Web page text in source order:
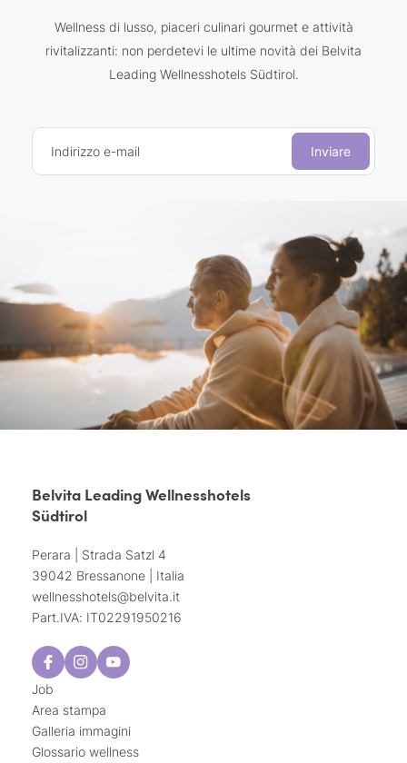
Wellness di lusso, piaceri culinari gourmet e attività
rivitalizzanti: non perdetevi le ultime novità dei Belvita
Leading Wellnesshotels Südtirol.
Indirizzo e-mail Inviare
Belvita Leading Wellnesshotels
Südtirol
Perara | Strada Satzl 4
39042 Bressanone | Italia
wellnesshotels@belvita.it
Part.IVA: IT02291950216
Job
Area stampa
Galleria immagini
Glossario wellness